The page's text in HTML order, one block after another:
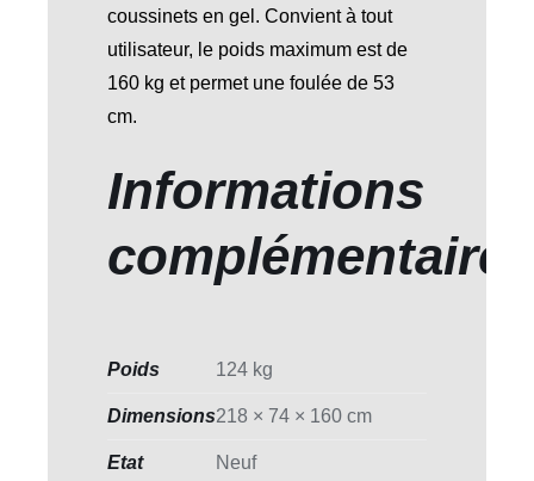
coussinets en gel. Convient à tout
utilisateur, le poids maximum est de
160 kg et permet une foulée de 53
cm.
Informations
complémentaires
Poids 124 kg
Dimensions218 × 74 × 160 cm
Etat Neuf